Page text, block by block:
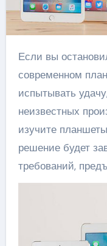
Если вы остановили свой выбор на
современном
испытывать
неизвестных
изучите
решение будет
требований,